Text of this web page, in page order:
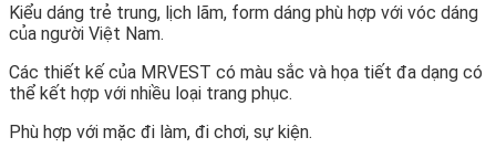
Kiểu dáng trẻ trung, lịch lãm, form dáng phù hợp với vóc dáng
của người Việt Nam.
Các thiết kế của MRVEST có màu sắc và họa tiết đa dạng có
thể kết hợp với nhiều loại trang phục.
Phù hợp với mặc đi làm, đi chơi, sự kiện.